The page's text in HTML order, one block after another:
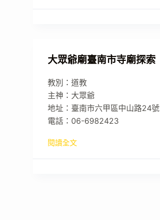
大眾爺廟臺南市寺廟探索
教別：道教
主神：大眾爺
地址：臺南市六甲區中山路24號
電話：06-6982423
閱讀全文